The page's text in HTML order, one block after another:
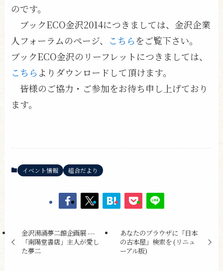
のです。
ブックECO金沢2014につきましては、金沢企業
人フォーラムのページ、
こちらをご覧下さい。
ブックECO金沢のリーフレットにつきましては、
こちらよりダウンロードして頂けます。
皆様のご協力・ご参加をお待ち申し上げており
ます。
イベント情報 組合だより
金沢湯涌夢二館企画展 ---
「南陽堂書店」主人が愛し
た夢二
あなたのブラウザに「日本
の古本屋」検索を (リニュ
ーアル版)